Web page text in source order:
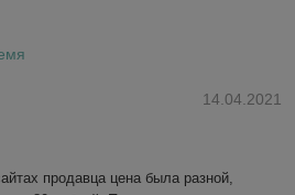
14.04.2021
продавца цена была разной,